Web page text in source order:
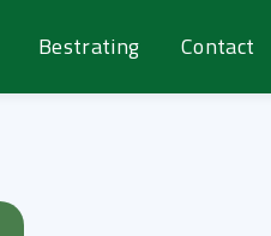
Bestrating Contact